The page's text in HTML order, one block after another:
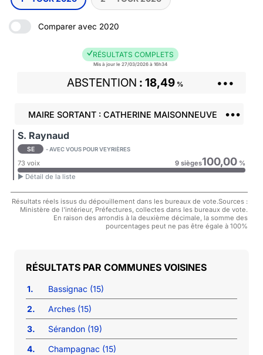
Comparer avec 2020
RÉSULTATS COMPLETS
Mis à jour le 27/03/2026 à 16h34
ABSTENTION 18,49 % •••
MAIRE SORTANT : CATHERINE MAISONNEUVE •••
S. Raynaud
SE - AVEC VOUS POUR VEYRIÈRES
73 voix 9 sièges100,00%
► Détail de la liste
Résultats réels issus du dépouillement dans les bureaux de vote.Sources :
Ministère de l'intérieur, Préfectures, collectes dans les bureaux de vote.
En raison des arrondis à la deuxième décimale, la somme des
pourcentages peut ne pas être égale à 100%
COMMUNES VOISINES
1.
Bassignac (15)
2.
Arches (15)
3.
Sérandon (19)
4.
Champagnac (15)